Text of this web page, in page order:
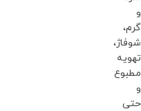
و
گرم،
شوفاژ،
تهویه
مطبوع
و
حتی